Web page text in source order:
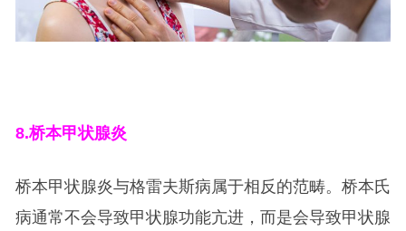
8.桥本甲状腺炎
桥本甲状腺炎与格雷夫斯病属于相反的范畴。桥本氏
病通常不会导致甲状腺功能亢进，而是会导致甲状腺